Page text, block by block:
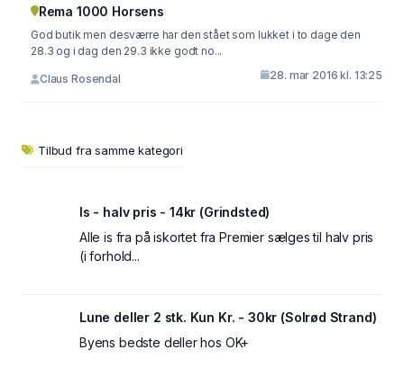
Rema 1000 Horsens
God butik men desværre har den stået som lukket i to dage den
28.3 og i dag den 29.3 ikke godt no...
Claus Rosendal 28. mar 2016 kl. 13:25
Tilbud fra samme kategori
Is - halv pris - 14kr (Grindsted)
Alle is fra på iskortet fra Premier sælges til halv pris
(i forhold...
Lune deller 2 stk. Kun Kr. - 30kr (Solrød Strand)
Byens bedste deller hos OK+